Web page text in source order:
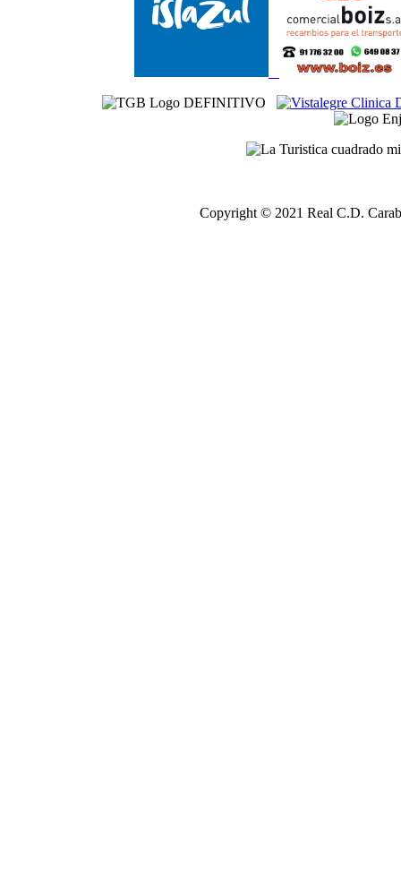
Copyright © 2021 Real C.D.